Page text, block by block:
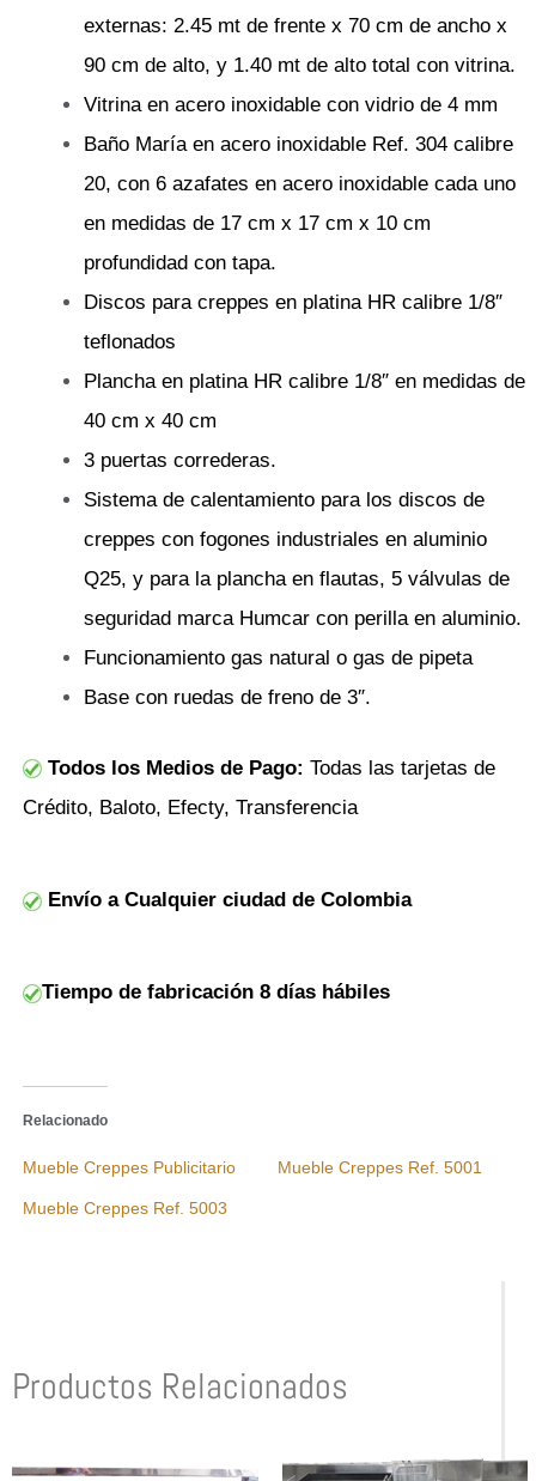
externas: 2.45 mt de frente x 70 cm de ancho x
90 cm de alto, y 1.40 mt de alto total con vitrina.
Vitrina en acero inoxidable con vidrio de 4 mm
Baño María en acero inoxidable Ref. 304 calibre
20, con 6 azafates en acero inoxidable cada uno
en medidas de 17 cm x 17 cm x 10 cm
profundidad con tapa.
Discos para creppes en platina HR calibre 1/8″
teflonados
Plancha en platina HR calibre 1/8″ en medidas de
40 cm x 40 cm
3 puertas correderas.
Sistema de calentamiento para los discos de
creppes con fogones industriales en aluminio
Q25, y para la plancha en flautas, 5 válvulas de
seguridad marca Humcar con perilla en aluminio.
Funcionamiento gas natural o gas de pipeta
Base con ruedas de freno de 3″.
Todos los Medios de Pago: Todas las tarjetas de
Crédito, Baloto, Efecty, Transferencia
Envío a Cualquier ciudad de Colombia
Tiempo de fabricación 8 días hábiles
Relacionado
Mueble Creppes Publicitario Mueble Creppes Ref. 5001
Mueble Creppes Ref. 5003
Productos Relacionados